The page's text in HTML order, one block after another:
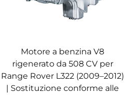
Motore a benzina V8
rigenerato da 508 CV per
Range Rover L322 (2009–2012)
| Sostituzione conforme alle